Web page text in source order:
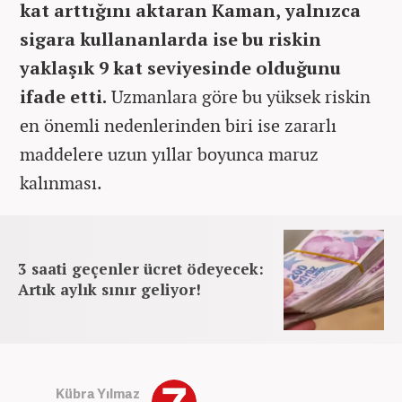
kat arttığını aktaran Kaman, yalnızca
sigara kullananlarda ise bu riskin
yaklaşık 9 kat seviyesinde olduğunu
ifade etti. Uzmanlara göre bu yüksek riskin
en önemli nedenlerinden biri ise zararlı
maddelere uzun yıllar boyunca maruz
kalınması.
3 saati geçenler ücret ödeyecek:
Artık aylık sınır geliyor!
Kübra Yılmaz